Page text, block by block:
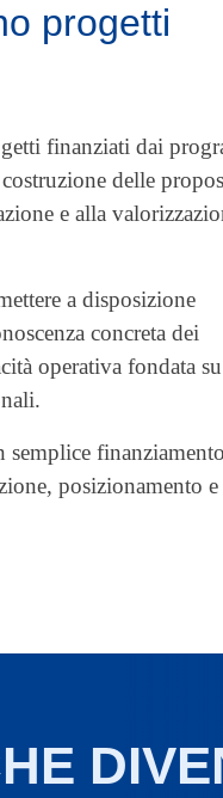
progetti
finanziati dai
delle
e alla
a disposizione
concreta dei
operativa fondata su
posizionamento e